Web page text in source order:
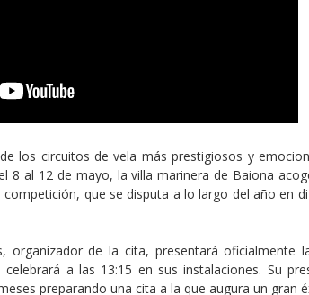
los circuitos de vela más prestigiosos y
8 al 12 de mayo, la villa marinera de Baiona
que se disputa a lo largo del año en
organizador de la cita, presentará oficialmente
a las 13:15 en sus instalaciones. Su
preparando una cita a la que augura un gran